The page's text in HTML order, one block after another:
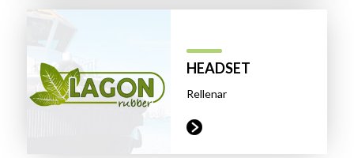
HEADSET
Rellenar